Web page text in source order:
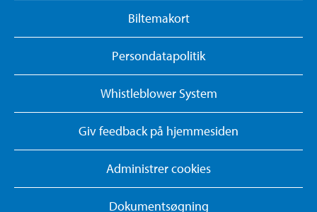
Biltemakort
Persondatapolitik
Whistleblower System
Giv feedback på hjemmesiden
Administrer cookies
Dokumentsøgning